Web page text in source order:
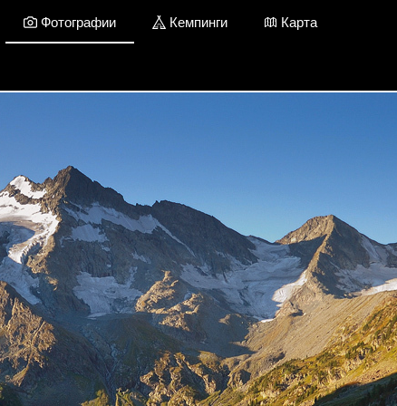
Фотографии Кемпинги Карта
Республика Алтай / Фотографии
Добавить фото